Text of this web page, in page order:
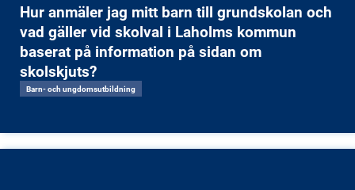
Hur anmäler jag mitt barn till grundskolan och
vad gäller vid skolval i Laholms kommun
baserat på information på sidan om
skolskjuts?
Barn- och ungdomsutbildning